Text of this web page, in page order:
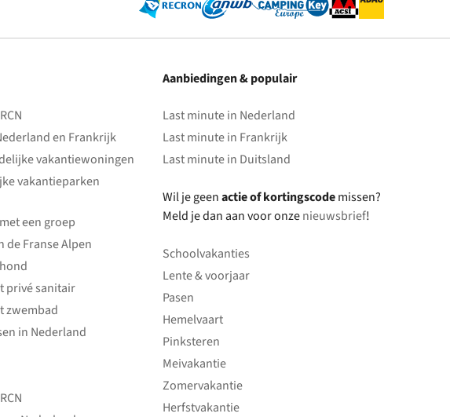
en Frankrijk
vakantiewoningen
vakantieparken
een groep
Franse Alpen
privé sanitair
zwembad
in Nederland
Aanbiedingen & populair
Last minute in Nederland
Last minute in Frankrijk
Last minute in Duitsland
Wil je geenactie of kortingscodemissen?
Meld je dan aan voor onzenieuwsbrief!
Schoolvakanties
Lente & voorjaar
Pasen
Hemelvaart
Pinksteren
Meivakantie
Zomervakantie
Herfstvakantie